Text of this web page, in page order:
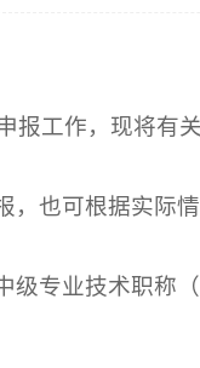
工作，现将有
也可根据实际情
专业技术职称